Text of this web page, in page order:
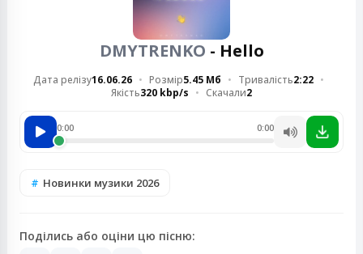
DMYTRENKO - Hello
Дата релізу16.06.26 Розмір5.45 Мб Тривалість2:22
Якість320 kbp/s Скачали2
0:00 0:00
Новинки музики 2026
Поділись або оціни цю пісню: